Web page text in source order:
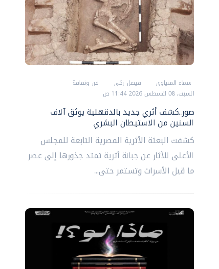
سماء المنياوي فيصل زكي
فن وثقافة
السبت، 08 اغسطس 2026 11:44 ص
صور..كشف أثري جديد بالدقهلية يوثق آلاف
السنين من الاستيطان البشري
كشفت البعثة الأثرية المصرية التابعة للمجلس
الأعلى للآثار عن جبانة أثرية تمتد جذورها إلى عصر
ما قبل الأسرات وتستمر حتى...